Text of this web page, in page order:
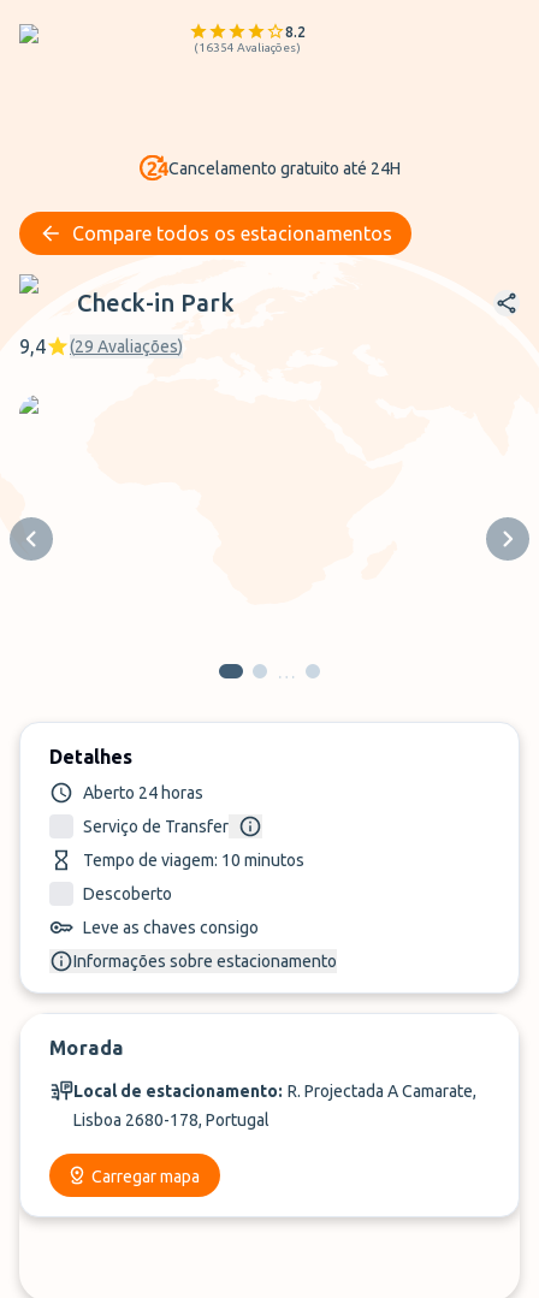
8.2
(16354 Avaliações)
Cancelamento gratuito até 24H
Compare todos os estacionamentos
Check-in Park
Check-in Park
9,4 (29 Avaliações)
Previous slide
…
Detalhes
Aberto 24 horas
Serviço de Transfer
Tempo de viagem: 10 minutos
Descoberto
Leve as chaves consigo
Informações sobre estacionamento
Morada
Local de estacionamento: R. Projectada A Camarate,
Lisboa 2680-178, Portugal
Carregar mapa